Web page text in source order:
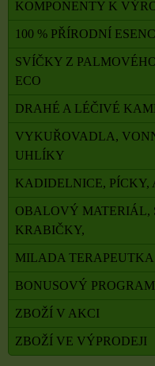
KOMPONENTY K
100 % PŘÍRODNÍ
SVÍČKY Z
ECO
DRAHÉ A LÉČIVÉ
VYKUŘOVADLA,
UHLÍKY
KADIDELNICE,
OBALOVÝ MATERIÁL,
KRABIČKY,
MILADA TERAPEUTKA
BONUSOVÝ PROGRAM
ZBOŽÍ V AKCI
ZBOŽÍ VE VÝPRODEJI